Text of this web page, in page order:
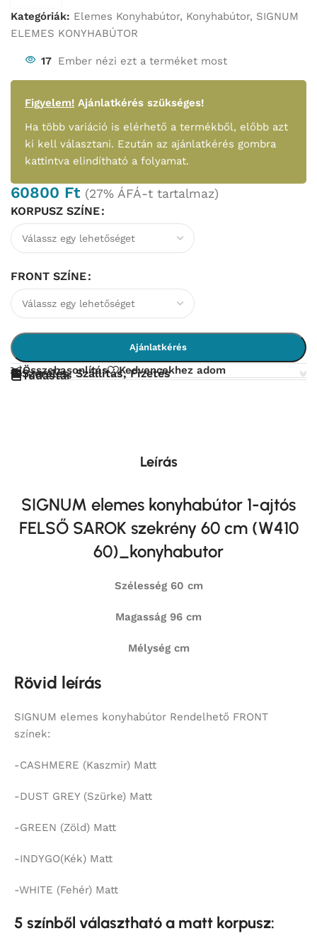
Kategóriák: Elemes Konyhabútor, Konyhabútor, SIGNUM
ELEMES KONYHABÚTOR
17 Ember nézi ezt a terméket most
Figyelem! Ajánlatkérés szükséges!
Ha több variáció is elérhető a termékből, előbb azt
ki kell választani. Ezután az ajánlatkérés gombra
kattintva elindítható a folyamat.
60800 Ft (27% ÁFÁ-t tartalmaz)
KORPUSZ SZÍNE
FRONT SZÍNE
Ajánlatkérés
Összehasonlítás Kedvencekhez adom
Szerelés, Szállítás, Fizetés
Tudástár
Leírás
SIGNUM elemes konyhabútor 1-ajtós
FELSŐ SAROK szekrény 60 cm (W410
60)_konyhabutor
Szélesség 60 cm
Magasság 96 cm
Mélység cm
Rövid leírás
SIGNUM elemes konyhabútor Rendelhető FRONT
színek:
-CASHMERE (Kaszmir) Matt
-DUST GREY (Szürke) Matt
-GREEN (Zöld) Matt
-INDYGO(Kék) Matt
-WHITE (Fehér) Matt
5 színből választható a matt korpusz: